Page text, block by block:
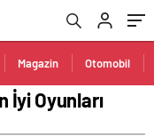
Magazin Otomobil
İyi Oyunları